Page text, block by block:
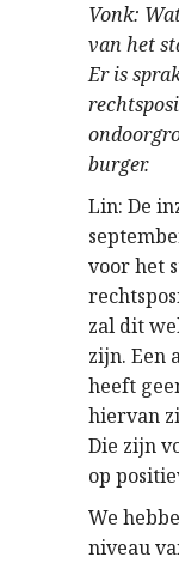
Vonk:
van het
Er is
burger.
Lin: De
voor het
zal dit
zijn. Een
heeft
hiervan
Die zijn
op
We
niveau